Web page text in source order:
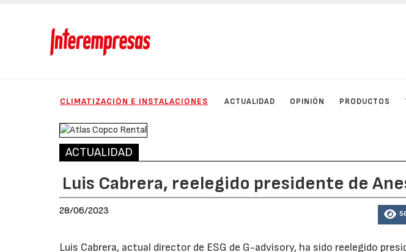
CLIMATIZACIÓN E INSTALACIONES ACTUALIDAD OPINIÓN PRODUCTOS
ACTUALIDAD
Luis Cabrera, reelegido presidente de
28/06/2023
Luis Cabrera, actual director de ESG de G-advisory, ha sido reelegido